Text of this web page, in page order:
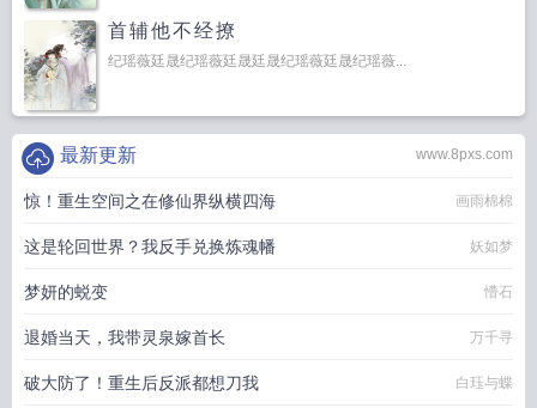
首辅他不经撩
纪瑶薇廷晟纪瑶薇廷晟廷晟纪瑶薇廷晟纪瑶薇...
www.8pxs.com
最新更新
惊！重生空间之在修仙界纵横四海 画雨棉棉
这是轮回世界？我反手兑换炼魂幡 妖如梦
梦妍的蜕变 懵石
退婚当天，我带灵泉嫁首长 万千寻
破大防了！重生后反派都想刀我 白珏与蝶